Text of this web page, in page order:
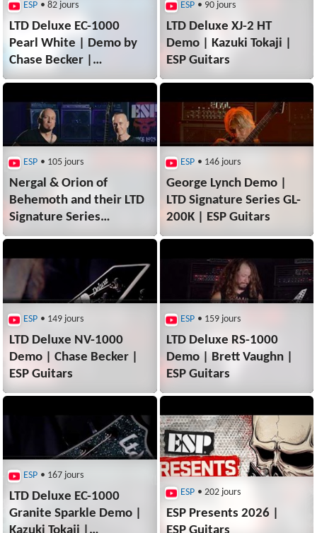
ESP • 82 jours
LTD Deluxe EC-1000
Pearl White | Demo by
Chase Becker |
ESP Guitars
ESP • 90 jours
LTD Deluxe XJ-2 HT
Demo | Kazuki Tokaji |
ESP Guitars
ESP • 105 jours
Nergal & Orion of
Behemoth and their LTD
Signature Series
Instruments |
ESP • 146 jours
George Lynch Demo |
LTD Signature Series GL-
200K | ESP Guitars
ESP • 149 jours
LTD Deluxe NV-1000
Demo | Chase Becker |
ESP Guitars
ESP • 159 jours
LTD Deluxe RS-1000
Demo | Brett Vaughn |
ESP Guitars
ESP • 167 jours
LTD Deluxe EC-1000
Granite Sparkle Demo |
ESP • 202 jours
ESP Presents 2026 |